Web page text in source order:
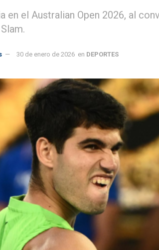
en el Australian Open 2026, al
30 de enero de 2026 en DEPORTES